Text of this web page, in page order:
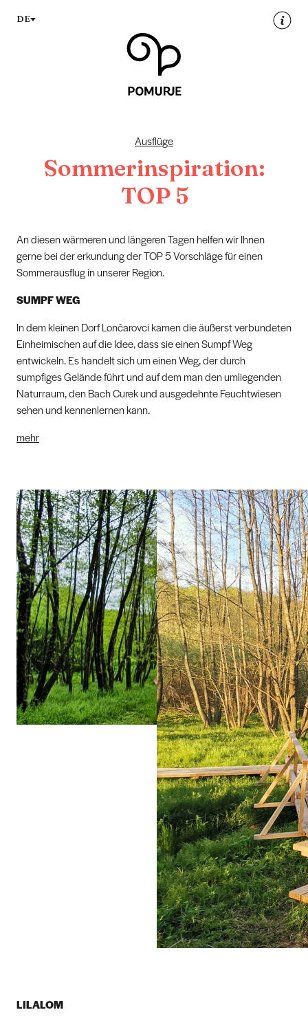
DE
Ausflüge
Sommerinspiration:
TOP 5
An diesen wärmeren und längeren Tagen helfen wir Ihnen
gerne bei der erkundung der TOP 5 Vorschläge für einen
Sommerausflug in unserer Region.
SUMPF WEG
In dem kleinen Dorf Lončarovci kamen die äußerst verbundeten
Einheimischen auf die Idee, dass sie einen Sumpf Weg
entwickeln. Es handelt sich um einen Weg, der durch
sumpfiges Gelände führt und auf dem man den umliegenden
Naturraum, den Bach Curek und ausgedehnte Feuchtwiesen
sehen und kennenlernen kann.
mehr
LILALOM